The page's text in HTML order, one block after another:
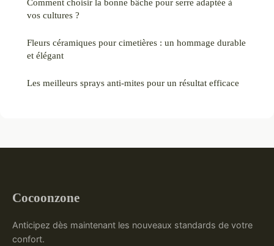
Comment choisir la bonne bâche pour serre adaptée à
vos cultures ?
Fleurs céramiques pour cimetières : un hommage durable
et élégant
Les meilleurs sprays anti-mites pour un résultat efficace
Cocoonzone
Anticipez dès maintenant les nouveaux standards de votre
confort.